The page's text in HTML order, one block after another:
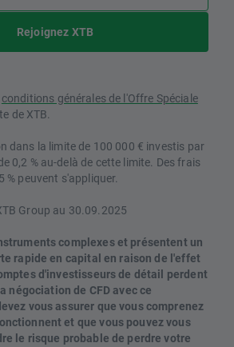
Rejoignez XTB
conditions générales de l'Offre Spéciale
de XTB.
dans la limite de 100 000 € investis par
0,2 % au-delà de cette limite. Des frais
% peuvent s'appliquer.
Group au 30.09.2025
complexes et présentent un
rapide en capital en raison de l'effet
d'investisseurs de détail perdent
négociation de CFD avec ce
vous assurer que vous comprenez
et que vous pouvez vous
le risque probable de perdre votre